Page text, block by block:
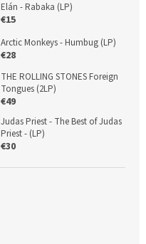
Elán - Rabaka (LP)
€15
Arctic Monkeys - Humbug (LP)
€28
THE ROLLING STONES Foreign
Tongues (2LP)
€49
Judas Priest - The Best of Judas
Priest - (LP)
€30